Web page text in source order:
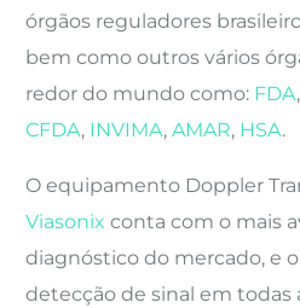
órgãos reguladores
bem como outros vários
redor do mundo como: FDA
CFDA, INVIMA,AMAR, HSA.
Oequipamento Doppler
Viasonix conta com o mais
diagnóstico do mercado, e
detecção de sinal em todas